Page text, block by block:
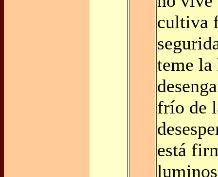
cultiva
teme la
frío de
está